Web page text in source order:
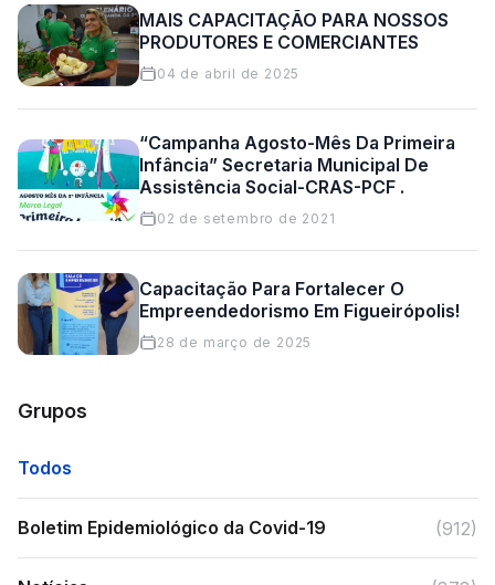
MAIS CAPACITAÇÃO PARA NOSSOS
PRODUTORES E COMERCIANTES
04 de abril de 2025
“Campanha Agosto-Mês Da Primeira
Infância” Secretaria Municipal De
Assistência Social-CRAS-PCF .
02 de setembro de 2021
Capacitação Para Fortalecer O
Empreendedorismo Em Figueirópolis!
28 de março de 2025
Grupos
Todos
Boletim Epidemiológico da Covid-19 (912)